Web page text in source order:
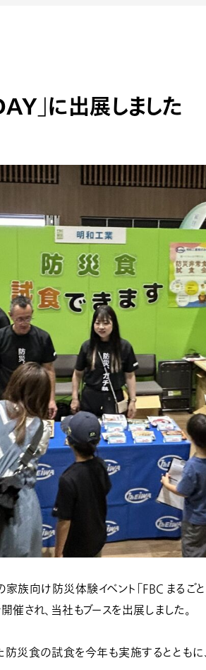
」に出展しました
族向け防災体験イベント「FBC まるご
催され、当社もブースを出展しました。
防災食の試食を今年も実施するとともに